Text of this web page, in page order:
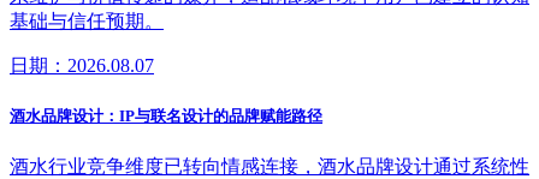
基础与信任预期。
日期：2026.08.07
酒水品牌设计：IP与联名设计的品牌赋能路径
酒水行业竞争维度已转向情感连接，酒水品牌设计通过系统性